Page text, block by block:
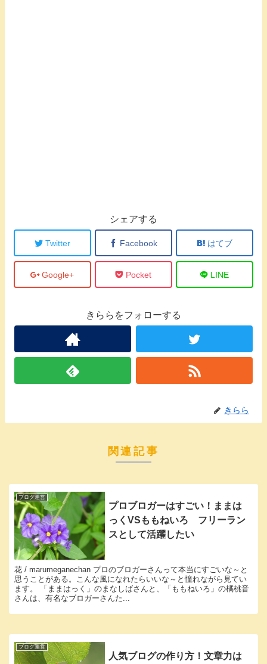
シェアする
Twitter Facebook はてブ
Google+ Pocket LINE
きららをフォローする
きらら
関連記事
ブログ運営
プロブロガーはすごい！ままは
っくVSももねいろ フリーラン
スとして活躍したい
花 / marumeganechan プロのブロガーさんって本当にすごいな～と
思うことがある。こんな風になれたらいいな～と憧れながら見てい
ます。 「ままはっく」のまなしばさんと、「ももねいろ」の橘桃音
さんは、有名なブロガーさんた...
ブログ運営
人気ブログの作り方！文章力は